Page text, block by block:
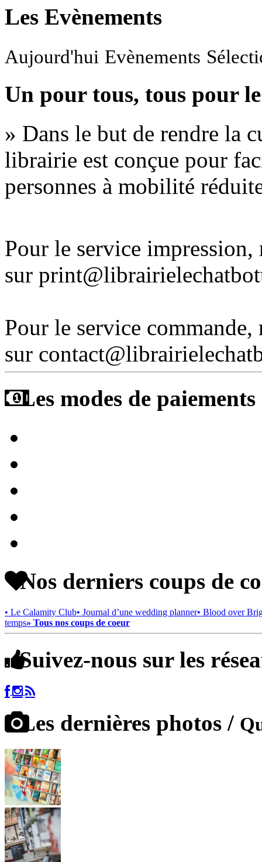
Les Evènements
Aujourd'hui Evènements
Un pour tous, tous pour
» Dans le but de rendre la
librairie est conçue pour
personnes à mobilité
Pour le service
sur
Pour le service
sur
Les modes de
Nos derniers coups de
• Le Calamity Club• Journal d’une wedding planner• Blood over
temps» Tous nos coups de coeur
Suivez-nous sur les
Les dernières photos /